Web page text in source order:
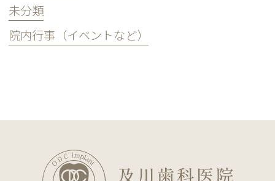
未分類
院内行事（イベントなど）